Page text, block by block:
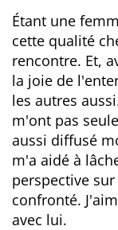
Étant une
cette qualité
rencontre. Et,
la joie de
les autres
m'ont pas
aussi diffusé
m'a aidé à
perspective
confronté.
avec lui.